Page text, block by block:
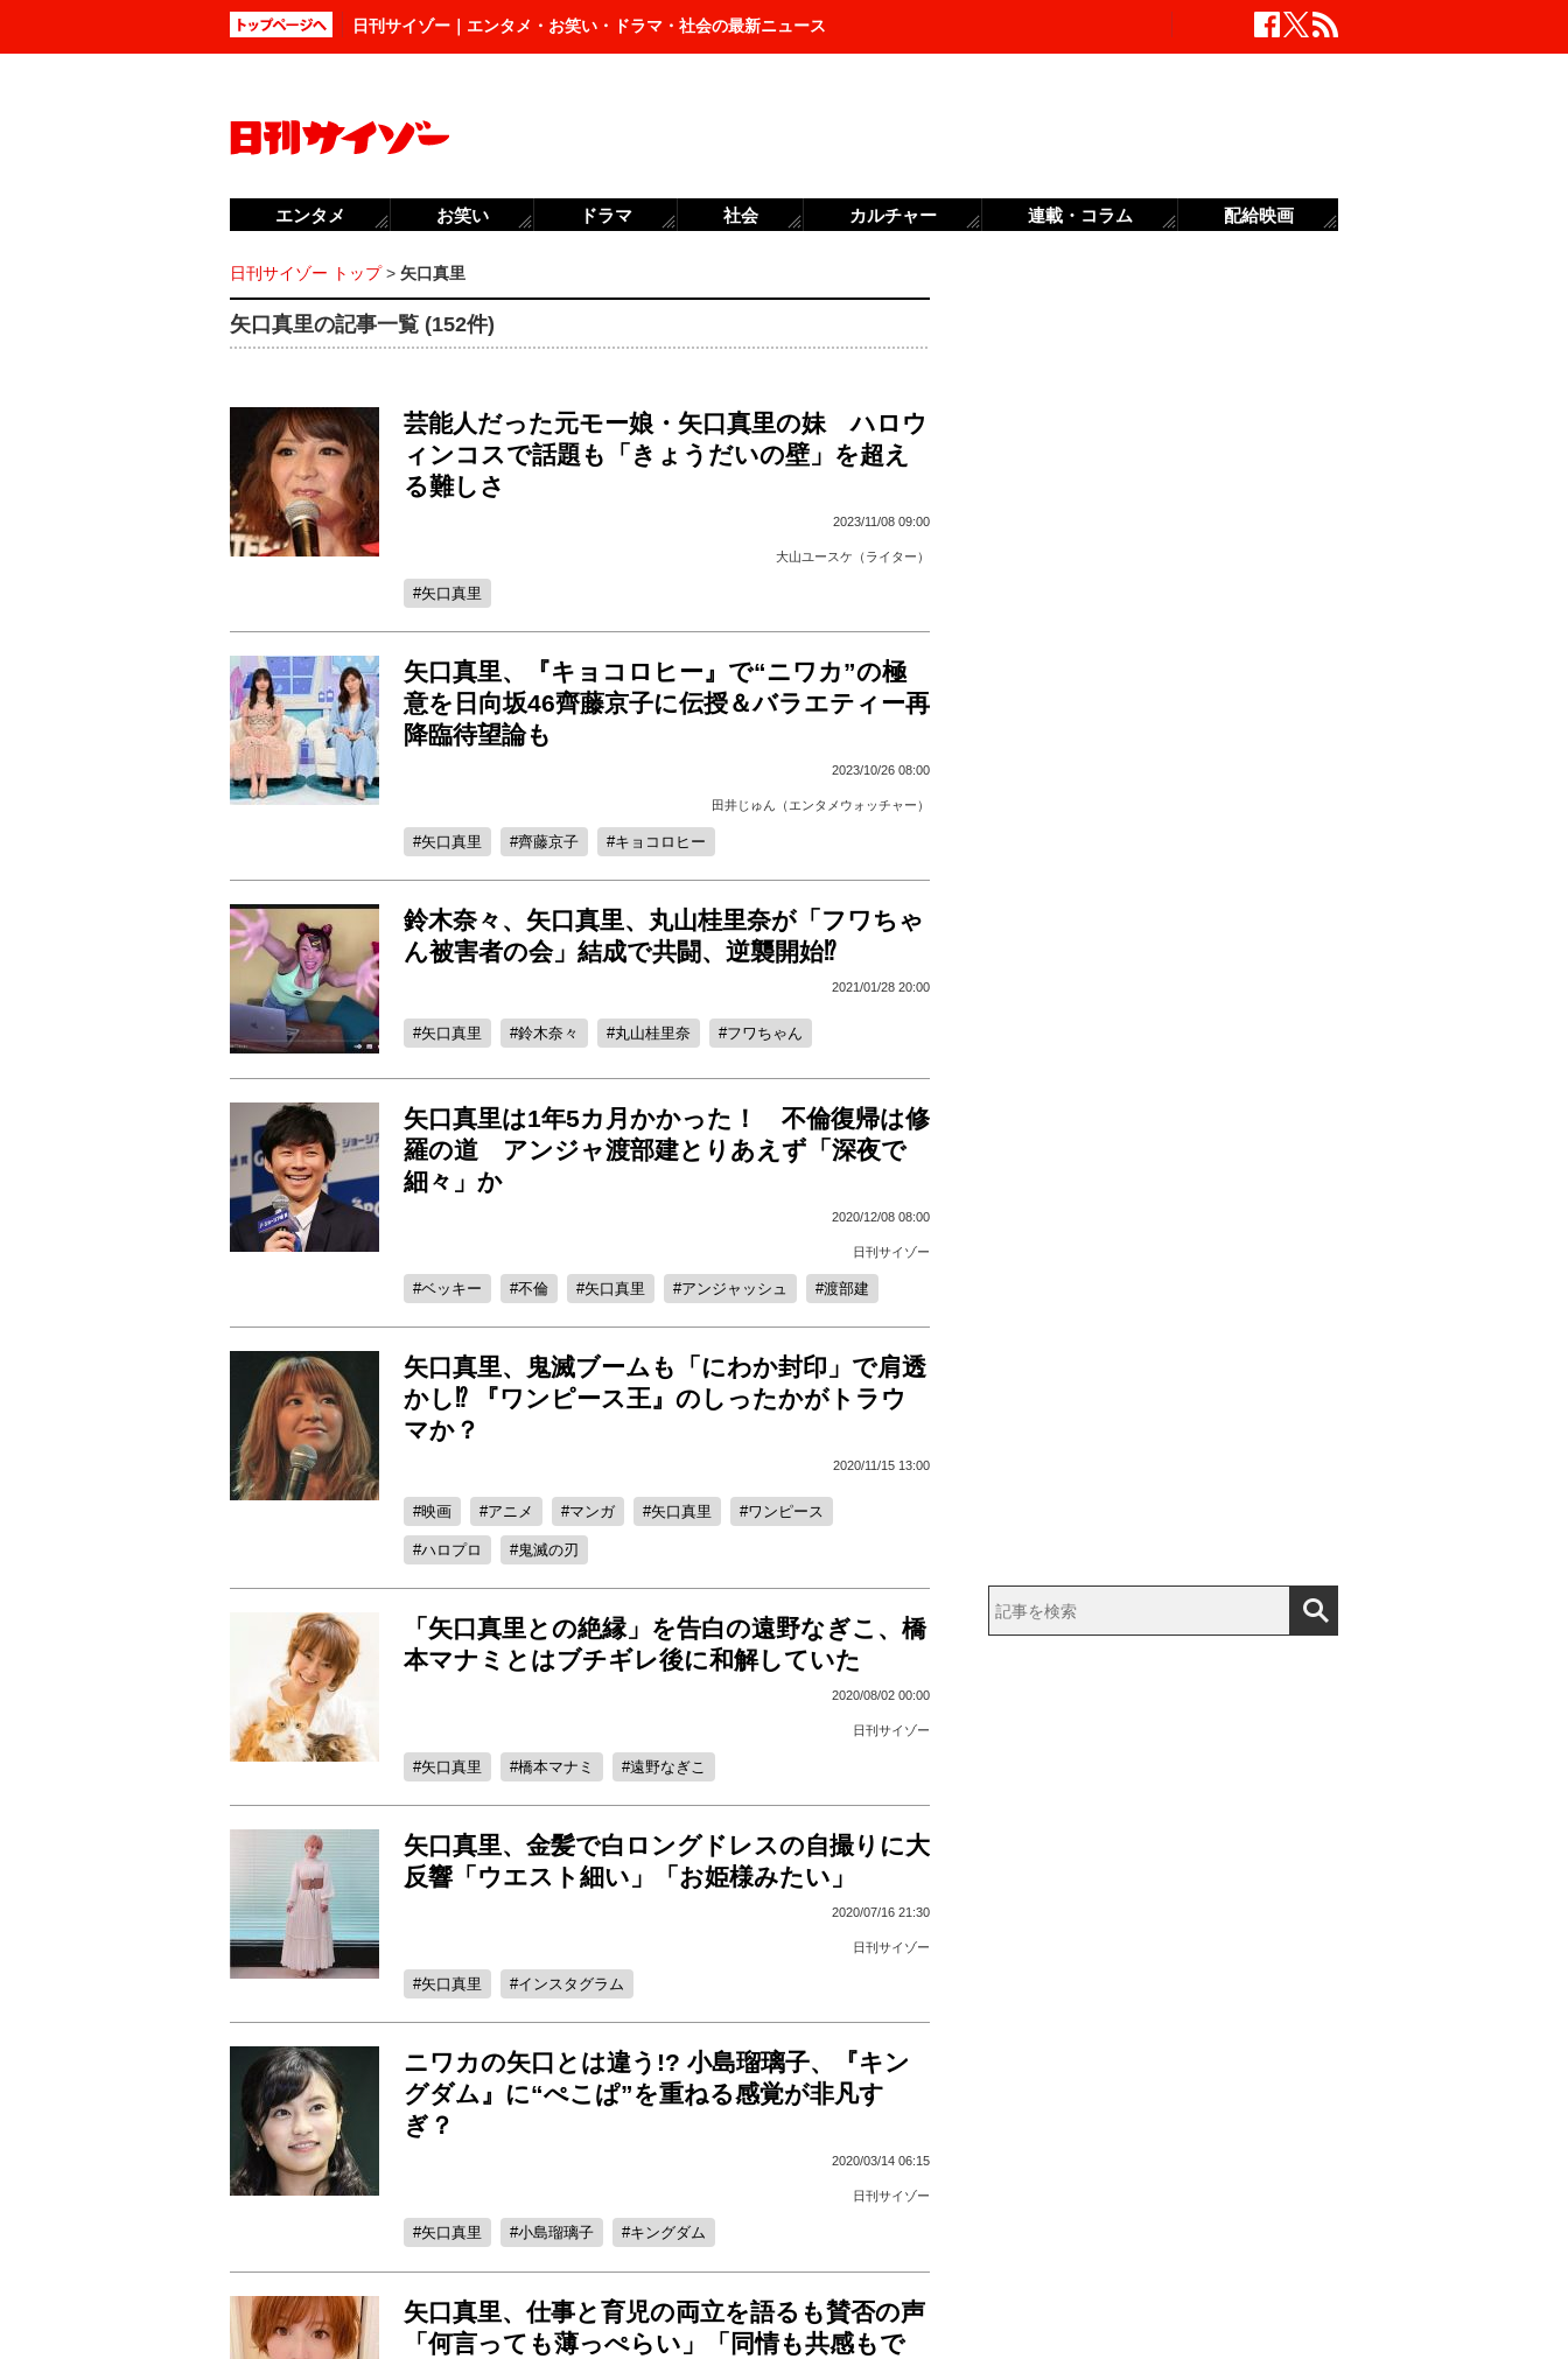
日刊サイゾー｜エンタメ・お笑い・ドラマ・社会の最新ニュース
日刊サイゾー トップ> 矢口真里
矢口真里の記事一覧 (152件)
芸能人だった元モー娘・矢口真里の妹 ハロウ
ィンコスで話題も「きょうだいの壁」を超え
る難しさ
2023/11/08 09:00
大山ユースケ（ライター）
矢口真里
矢口真里、『キョコロヒー』で“ニワカ”の極
意を日向坂46齊藤京子に伝授＆バラエティー再
降臨待望論も
2023/10/26 08:00
田井じゅん（エンタメウォッチャー）
矢口真里 齊藤京子 キョコロヒー
鈴木奈々、矢口真里、丸山桂里奈が「フワちゃ
ん被害者の会」結成で共闘、逆襲開始⁉
2021/01/28 20:00
矢口真里 鈴木奈々 丸山桂里奈 フワちゃん
矢口真里は1年5カ月かかった！ 不倫復帰は修
羅の道 アンジャ渡部建とりあえず「深夜で
細々」か
2020/12/08 08:00
日刊サイゾー
ベッキー 不倫 矢口真里 アンジャッシュ 渡部建
矢口真里、鬼滅ブームも「にわか封印」で肩透
かし⁉ 『ワンピース王』のしったかがトラウ
マか？
2020/11/15 13:00
映画 アニメ マンガ 矢口真里 ワンピース
ハロプロ 鬼滅の刃
「矢口真里との絶縁」を告白の遠野なぎこ、橋
本マナミとはブチギレ後に和解していた
2020/08/02 00:00
日刊サイゾー
矢口真里 橋本マナミ 遠野なぎこ
矢口真里、金髪で白ロングドレスの自撮りに大
反響「ウエスト細い」「お姫様みたい」
2020/07/16 21:30
日刊サイゾー
矢口真里 インスタグラム
ニワカの矢口とは違う!? 小島瑠璃子、『キン
グダム』に“ぺこぱ”を重ねる感覚が非凡す
ぎ？
2020/03/14 06:15
日刊サイゾー
矢口真里 小島瑠璃子 キングダム
矢口真里、仕事と育児の両立を語るも賛否の声
「何言っても薄っぺらい」「同情も共感もで
エンタメ お笑い ドラマ 社会 カルチャー 連載・コラム 配給映画